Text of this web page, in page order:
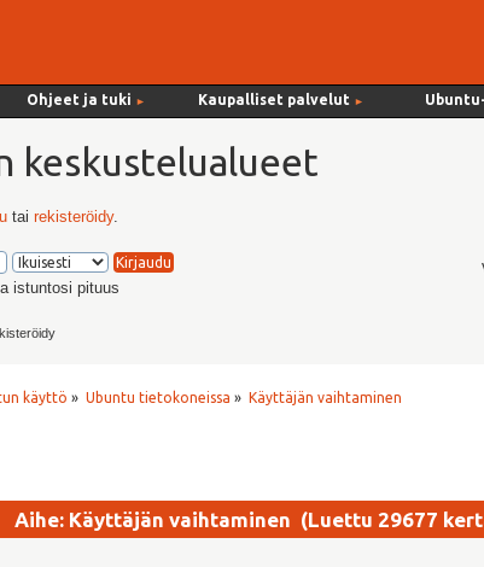
Ohjeet ja tuki ► Kaupalliset palvelut ►
keskustelualueet
tai rekisteröidy.
istuntosi pituus
käyttö » Ubuntu tietokoneissa » Käyttäjän vaihtaminen
Aihe: Käyttäjän vaihtaminen (Luettu 29677